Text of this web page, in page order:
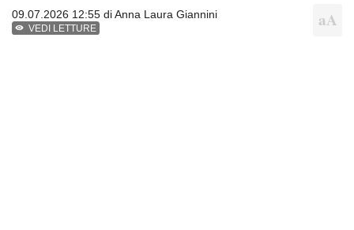
09.07.2026 12:55 diAnna Laura Giannini
VEDI LETTURE